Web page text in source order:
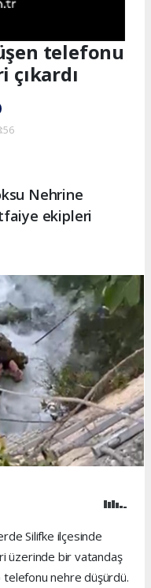
telefonu
Nehrine
ekipleri
Silifke ilçesinde
üzerinde bir vatandaş
telefonu nehre düşürdü.